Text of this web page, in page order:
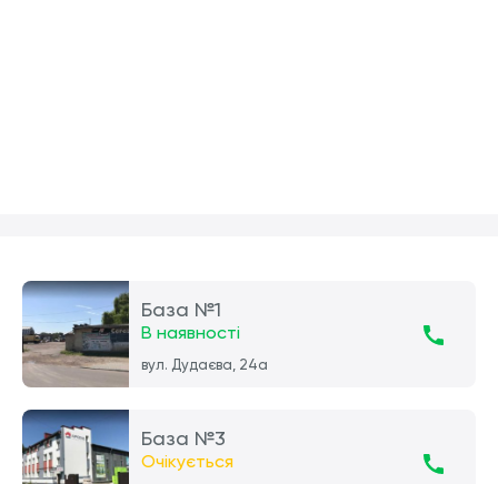
База №1
В наявності
вул. Дудаєва, 24а
База №3
Очікується